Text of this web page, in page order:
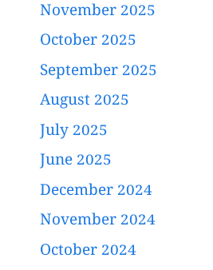
November 2025
October 2025
September 2025
August 2025
July 2025
June 2025
December 2024
November 2024
October 2024